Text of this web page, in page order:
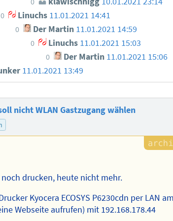
0 Linuchs 11.01.2021 14:41
0 Der Martin 11.01.2021 14:59
0 Linuchs 11.01.2021 15:03
0 Der Martin 11.01.2021 15:06
11.01.2021 13:49
nicht WLAN Gastzugang wählen
drucken, heute nicht mehr.
Kyocera ECOSYS P6230cdn per LAN
Webseite aufrufen) mit 192.168.178.44